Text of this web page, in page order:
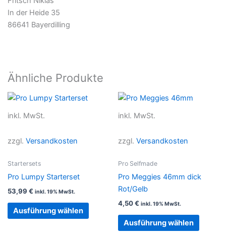
In der Heide 35
86641 Bayerdilling
Ähnliche Produkte
inkl. MwSt.
zzgl. Versandkosten
Startersets
Pro Lumpy Starterset
53,99 € inkl. 19% MwSt.
Ausführung wählen
Varianten
Optionen
auf
der
Produktseite
inkl. MwSt.
zzgl. Versandkosten
Pro Selfmade
Pro Meggies 46mm dick
Rot/Gelb
4,50€ inkl. 19% MwSt.
Ausführung wählen der